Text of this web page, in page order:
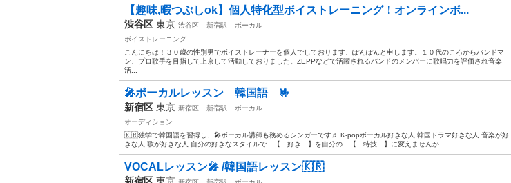
【趣味,暇つぶしok】個人特化型ボイストレーニング！オンラインボ...
渋谷区 東京 渋谷区 新宿駅
ボーカル
ボイストレーニング
こんにちは！３０歳の性別男でボイストレーナーを個人でしております、ぽんぽんと申します。１０代のころからバンドマ
ン、プロ歌手を目指して上京して活動しておりました。ZEPPなどで活躍されるバンドのメンバーに歌唱力を評価され音楽
活...
🎤ボーカルレッスン 韓国語 🤟
新宿区 東京 新宿区 新宿駅
ボーカル
オーディション
🇰🇷独学で韓国語を習得し、🎤ボーカル講師も務めるシンガーです♬ K-popボーカル好きな人 韓国ドラマ好きな人 音楽が好
きな人 歌が好きな人 自分の好きなスタイルで 【 好き 】を自分の 【 特技 】に変えませんか...
VOCALレッスン🎤 /韓国語レッスン🇰🇷
新宿区 東京